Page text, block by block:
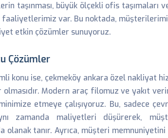
taşınması, büyük ölçekli ofis
var. Bu noktada,
etkin çözümler sunuyoruz.
Çözümler
konu ise, çekmeköy ankara özel nakliyat
Modern araç filomuz ve yakıt
etmeye çalışıyoruz. Bu, sadece
zamanda maliyetleri düşürerek,
olanak tanır. Ayrıca, müşteri